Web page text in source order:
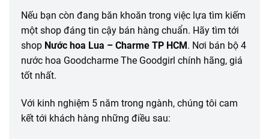
Nếu bạn còn đang băn khoăn trong việc lựa tìm kiếm
một shop đáng tin cậy bán hàng chuẩn. Hãy tìm tới
shop Nước hoa Lua – Charme TP HCM. Nơi bán bộ 4
nước hoa Goodcharme The Goodgirl chính hãng, giá
tốt nhất.
Với kinh nghiệm 5 năm trong ngành, chúng tôi cam
kết tới khách hàng những điều sau: